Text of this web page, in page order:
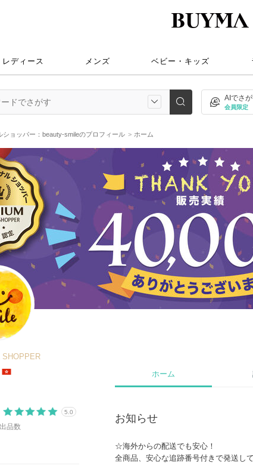
レディース メンズ ベビー・キッズ
AIでさ
会員限定
ショッパー：beauty-smileのプロフィール ホーム
SHOPPER
5.0
出品数
ホーム
お知らせ
☆海外からの配送でも安心！
全商品、安心な追跡番号付きで発送して